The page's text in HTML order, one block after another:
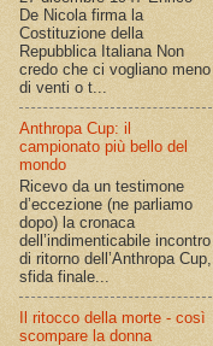
De Nicola firma la
Costituzione della
Repubblica Italiana Non
credo che ci vogliano meno
di venti o t...
Anthropa Cup: il
campionato più bello del
mondo
Ricevo da un testimone
d’eccezione (ne parliamo
dopo) la cronaca
dell’indimenticabile incontro
di ritorno dell’Anthropa Cup,
sfida finale...
Il ritocco della morte - così
scompare la donna